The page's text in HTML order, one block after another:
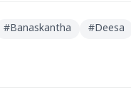
#Banaskantha #Deesa